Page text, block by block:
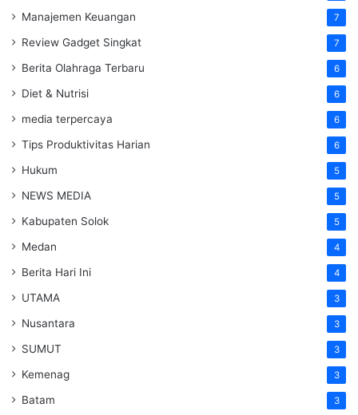
Manajemen Keuangan 7
Review Gadget Singkat 7
Berita Olahraga Terbaru 6
Diet & Nutrisi 6
media terpercaya 6
Tips Produktivitas Harian 6
Hukum 5
NEWS MEDIA 5
Kabupaten Solok 5
Medan 4
Berita Hari Ini 4
UTAMA 3
Nusantara 3
SUMUT 3
Kemenag 3
Batam 3